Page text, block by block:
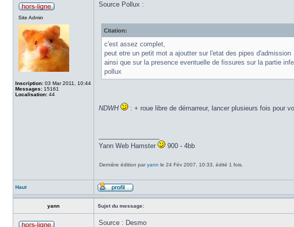
Site Admin
Inscription: 03 Mar 2011, 10:44
Messages: 15161
Localisation: 44
Source Pollux :
Citation:
c'est assez complet,
peut etre un petit mot a ajoutter sur l'etat des pipes d'admission
ainsi que sur la presence eventuelle de fissures sur la partie
pollux
NDWH : + roue libre de démarreur, lancer plusieurs fois pour
Yann Web Hamster
900 - 4bb
Dernière édition paryann le 24 Fév 2007, 10:33, édité 1 fois.
Haut
yann Sujet du message:
Source : Desmo